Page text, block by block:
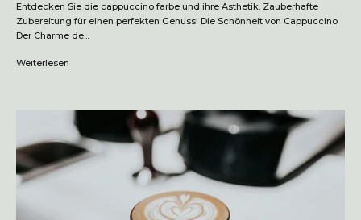
Entdecken Sie die cappuccino farbe und ihre Ästhetik. Zauberhafte
Zubereitung für einen perfekten Genuss! Die Schönheit von Cappuccino
Der Charme de...
Weiterlesen